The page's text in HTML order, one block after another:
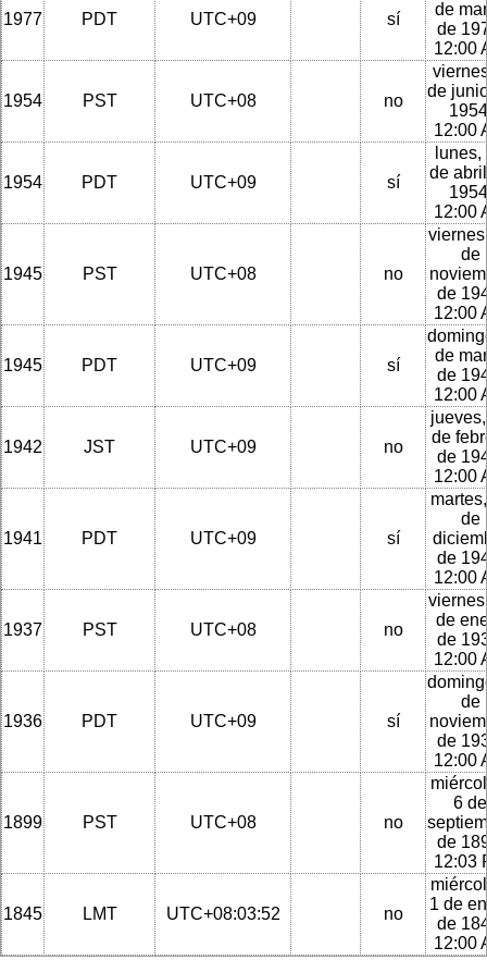
1977 PDT UTC+09 sí
de
de
12:00
1954 PST UTC+08 no
de
12:00
1954 PDT UTC+09 sí
lunes,
de
12:00
1945 PST UTC+08 no
de
de
12:00
1945 PDT UTC+09 sí
de
de
12:00
1942 JST UTC+09 no
de
de
12:00
1941 PDT UTC+09 sí
de
de
12:00
1937 PST UTC+08 no
de
de
12:00
1936 PDT UTC+09 sí
de
de
12:00
1899 PST UTC+08 no
6 de
de
12:03
1845 LMT UTC+08:03:52 no
1 de
de
12:00